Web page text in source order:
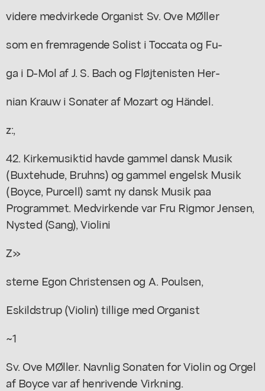
videre medvirkede Organist Sv. Ove MØller
som en fremragende Solist i Toccata og Fu-
ga i D-Mol af J. S. Bach og Fløjtenisten Her-
nian Krauw i Sonater af Mozart og Händel.
z:,
42. Kirkemusiktid havde gammel dansk Musik
(Buxtehude, Bruhns) og gammel engelsk Musik
(Boyce, Purcell) samt ny dansk Musik paa
Programmet. Medvirkende var Fru Rigmor Jensen,
Nysted (Sang), Violini
Z»
sterne Egon Christensen og A. Poulsen,
Eskildstrup (Violin) tillige med Organist
~1
Sv. Ove MØller. Navnlig Sonaten for Violin og Orgel
af Boyce var af henrivende Virkning.